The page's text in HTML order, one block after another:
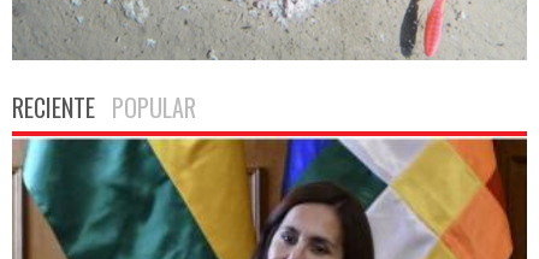
RECIENTE POPULAR